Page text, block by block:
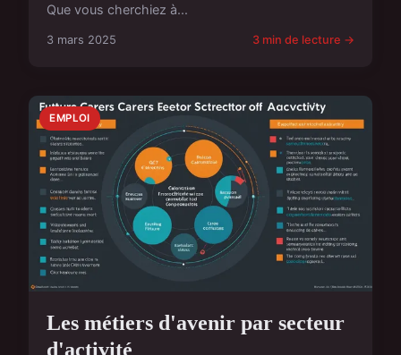
Que vous cherchiez à...
3 mars 2025 3 min de lecture →
EMPLOI
Les métiers d'avenir par secteur
d'activité